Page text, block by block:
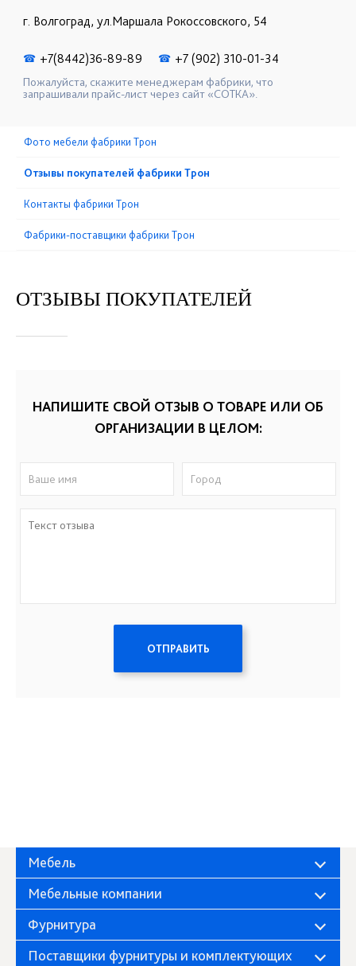
г. Волгоград, ул.Маршала Рокоссовского, 54
☎ +7(8442)36-89-89 ☎ +7 (902) 310-01-34
Пожалуйста, скажите менеджерам фабрики, что
запрашивали прайс-лист через сайт «СОТКА».
Фото мебели фабрики Трон
Отзывы покупателей фабрики Трон
Контакты фабрики Трон
Фабрики-поставщики фабрики Трон
ОТЗЫВЫ ПОКУПАТЕЛЕЙ
НАПИШИТЕ СВОЙ ОТЗЫВ О ТОВАРЕ ИЛИ ОБ
ОРГАНИЗАЦИИ В ЦЕЛОМ:
ОТПРАВИТЬ
Мебель
Мебельные компании
Фурнитура
Поставщики фурнитуры и комплектующих